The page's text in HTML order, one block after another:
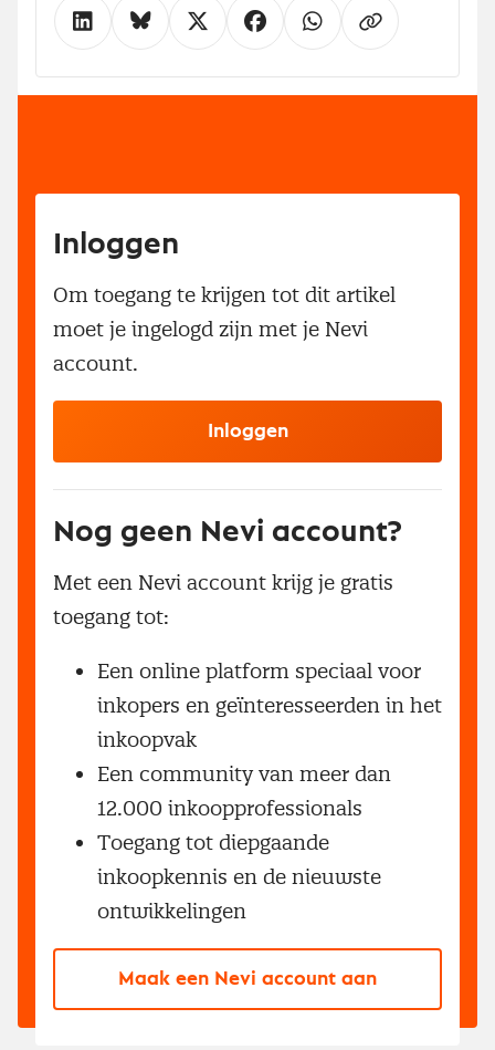
Inloggen
Om toegang te krijgen tot dit artikel
moet je ingelogd zijn met je Nevi
account.
Inloggen
Nog geen Nevi account?
Met een Nevi account krijg je gratis
toegang tot:
Een online platform speciaal voor
inkopers en geïnteresseerden in het
inkoopvak
Een community van meer dan
12.000 inkoopprofessionals
Toegang tot diepgaande
inkoopkennis en de nieuwste
ontwikkelingen
Maak een Nevi account aan